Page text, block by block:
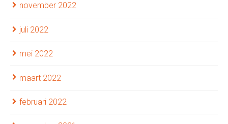
november 2022
juli 2022
mei 2022
maart 2022
februari 2022